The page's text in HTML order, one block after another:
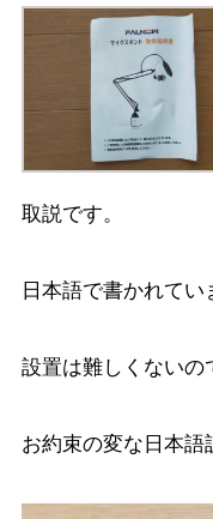
取説です。
日本語で書かれてい
設置は難しくないの
お約束の変な日本語